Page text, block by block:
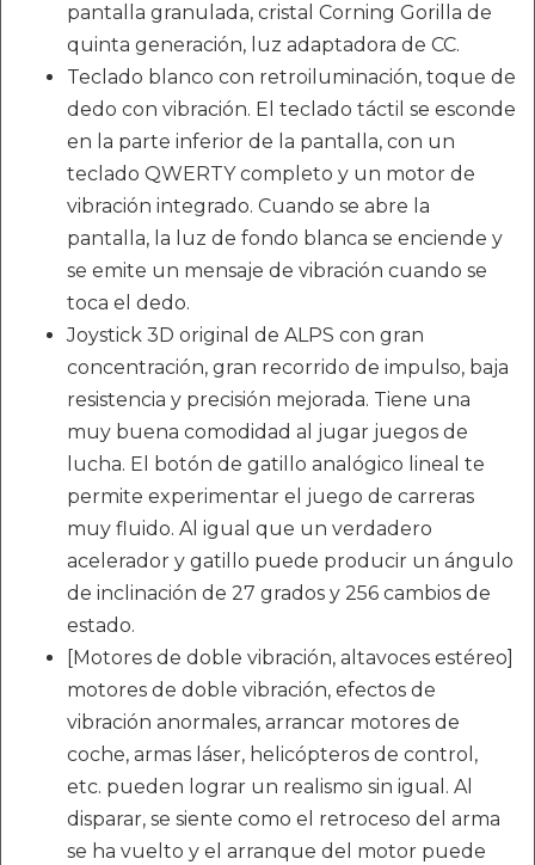
pantalla granulada, cristal Corning Gorilla de
quinta generación, luz adaptadora de CC.
Teclado blanco con retroiluminación, toque de
dedo con vibración. El teclado táctil se esconde
en la parte inferior de la pantalla, con un
teclado QWERTY completo y un motor de
vibración integrado. Cuando se abre la
pantalla, la luz de fondo blanca se enciende y
se emite un mensaje de vibración cuando se
toca el dedo.
Joystick 3D original de ALPS con gran
concentración, gran recorrido de impulso, baja
resistencia y precisión mejorada. Tiene una
muy buena comodidad al jugar juegos de
lucha. El botón de gatillo analógico lineal te
permite experimentar el juego de carreras
muy fluido. Al igual que un verdadero
acelerador y gatillo puede producir un ángulo
de inclinación de 27 grados y 256 cambios de
estado.
[Motores de doble vibración, altavoces estéreo]
motores de doble vibración, efectos de
vibración anormales, arrancar motores de
coche, armas láser, helicópteros de control,
etc. pueden lograr un realismo sin igual. Al
disparar, se siente como el retroceso del arma
se ha vuelto y el arranque del motor puede